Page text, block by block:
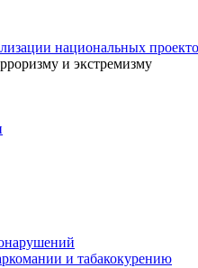
национальных
и экстремизму
и табакокурению